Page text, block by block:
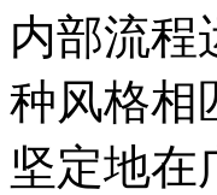
内部流程
种风格相
坚定地在